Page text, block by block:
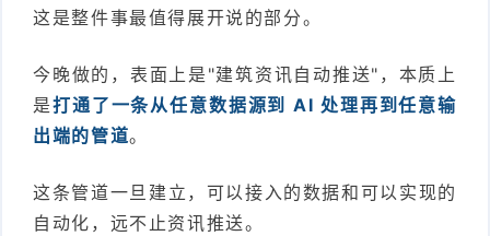
这是整件事最值得展开说的部分。
今晚做的，表面上是"建筑资讯自动推送"，本质上
是打通了一条从任意数据源到 AI 处理再到任意输
出端的管道。
这条管道一旦建立，可以接入的数据和可以实现的
自动化，远不止资讯推送。